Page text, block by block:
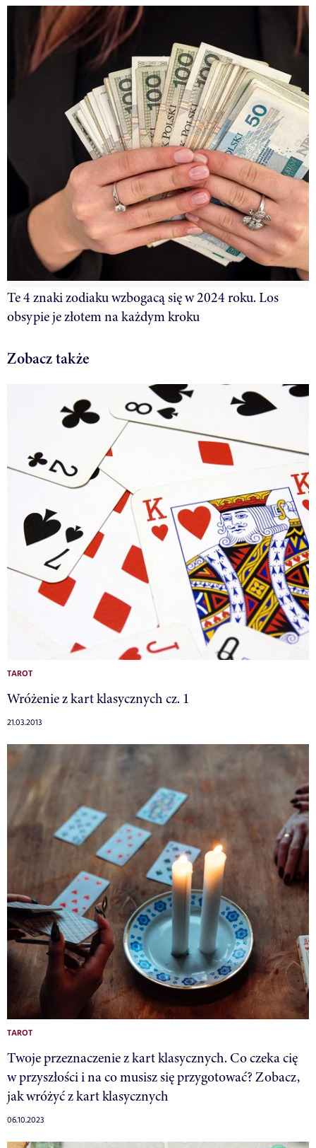
Te 4 znaki zodiaku wzbogacą się w 2024 roku. Los
obsypie je złotem na każdym kroku
Zobacz także
TAROT
Wróżenie z kart klasycznych cz. 1
21.03.2013
TAROT
Twoje przeznaczenie z kart klasycznych. Co czeka cię
w przyszłości i na co musisz się przygotować? Zobacz,
jak wróżyć z kart klasycznych
06.10.2023